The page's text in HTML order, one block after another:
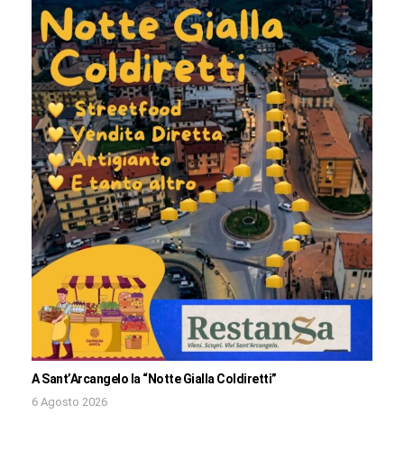
A Sant’Arcangelo la “Notte Gialla Coldiretti”
6 Agosto 2026